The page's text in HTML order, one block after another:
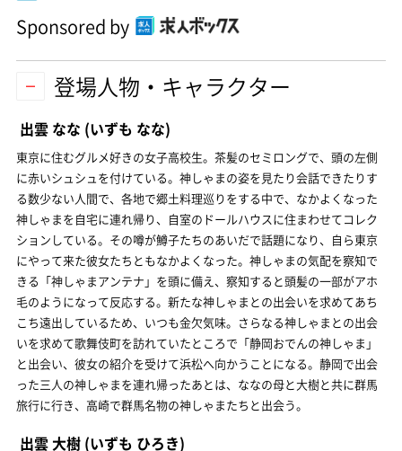
Sponsored by
登場人物・キャラクター
出雲 なな (いずも なな)
東京に住むグルメ好きの女子高校生。茶髪のセミロングで、頭の左側
に赤いシュシュを付けている。神しゃまの姿を見たり会話できたりす
る数少ない人間で、各地で郷土料理巡りをする中で、なかよくなった
神しゃまを自宅に連れ帰り、自室のドールハウスに住まわせてコレク
ションしている。その噂が鱒子たちのあいだで話題になり、自ら東京
にやって来た彼女たちともなかよくなった。神しゃまの気配を察知で
きる「神しゃまアンテナ」を頭に備え、察知すると頭髪の一部がアホ
毛のようになって反応する。新たな神しゃまとの出会いを求めてあち
こち遠出しているため、いつも金欠気味。さらなる神しゃまとの出会
いを求めて歌舞伎町を訪れていたところで「静岡おでんの神しゃま」
と出会い、彼女の紹介を受けて浜松へ向かうことになる。静岡で出会
った三人の神しゃまを連れ帰ったあとは、ななの母と大樹と共に群馬
旅行に行き、高崎で群馬名物の神しゃまたちと出会う。
出雲 大樹 (いずも ひろき)